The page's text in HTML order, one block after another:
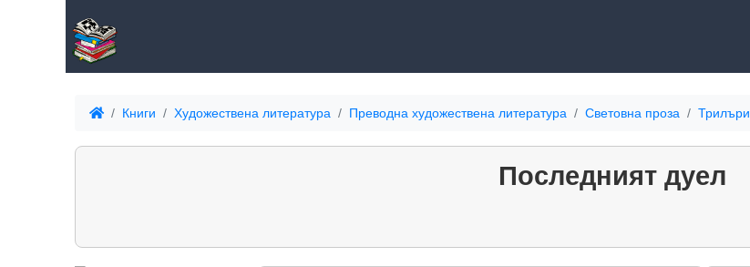
Книги Художествена литература Преводна художествена литература Световна проза Трилъри
Последният дуел